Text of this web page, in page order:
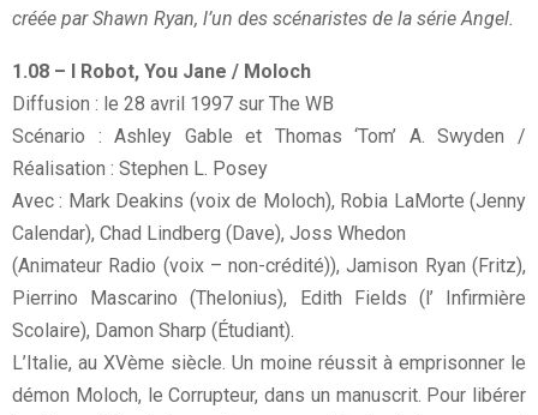
créée par Shawn Ryan, l’un des scénaristes de la série Angel.
1.08 – I Robot, You Jane / Moloch
Diffusion : le 28 avril 1997 sur The WB
Scénario : Ashley Gable et Thomas ‘Tom’ A. Swyden /
Réalisation : Stephen L. Posey
Avec : Mark Deakins (voix de Moloch), Robia LaMorte (Jenny
Calendar), Chad Lindberg (Dave), Joss Whedon
(Animateur Radio (voix – non-crédité)), Jamison Ryan (Fritz),
Pierrino Mascarino (Thelonius), Edith Fields (l’ Infirmière
Scolaire), Damon Sharp (Étudiant).
L’Italie, au XVème siècle. Un moine réussit à emprisonner le
démon Moloch, le Corrupteur, dans un manuscrit. Pour libérer